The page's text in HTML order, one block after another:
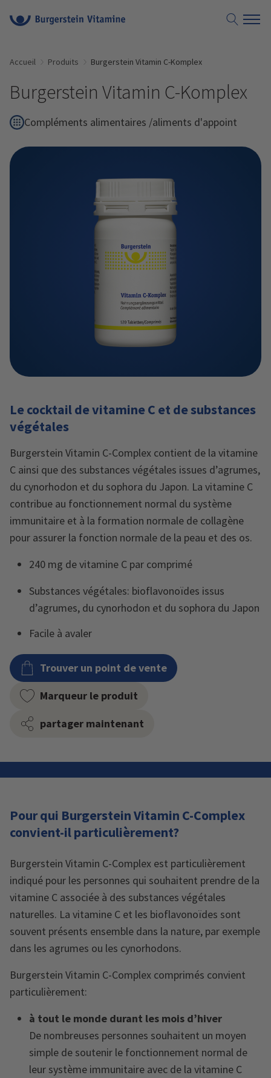
Accueil Produits Burgerstein Vitamin C-Komplex
Burgerstein Vitamin C-Komplex
Compléments alimentaires /aliments d'appoint
Le cocktail de vitamine C et de substances
végétales
Burgerstein Vitamin C-Complex contient de la vitamine
C ainsi que des substances végétales issues d’agrumes,
du cynorhodon et du sophora du Japon. La vitamine C
contribue au fonctionnement normal du système
immunitaire et à la formation normale de collagène
pour assurer la fonction normale de la peau et des os.
240 mg de vitamine C par comprimé
Substances végétales: bioflavonoïdes issus
d’agrumes, du cynorhodon et du sophora du Japon
Facile à avaler
Trouver un point de vente
Marqueur le produit
partager maintenant
Pour qui Burgerstein Vitamin C-Complex
convient-il particulièrement?
Burgerstein Vitamin C-Complex est particulièrement
indiqué pour les personnes qui souhaitent prendre de la
vitamine C associée à des substances végétales
naturelles. La vitamine C et les bioflavonoïdes sont
souvent présents ensemble dans la nature, par exemple
dans les agrumes ou les cynorhodons.
Burgerstein Vitamin C-Complex comprimés convient
particulièrement:
à tout le monde durant les mois d’hiver
De nombreuses personnes souhaitent un moyen
simple de soutenir le fonctionnement normal de
leur système immunitaire avec de la vitamine C